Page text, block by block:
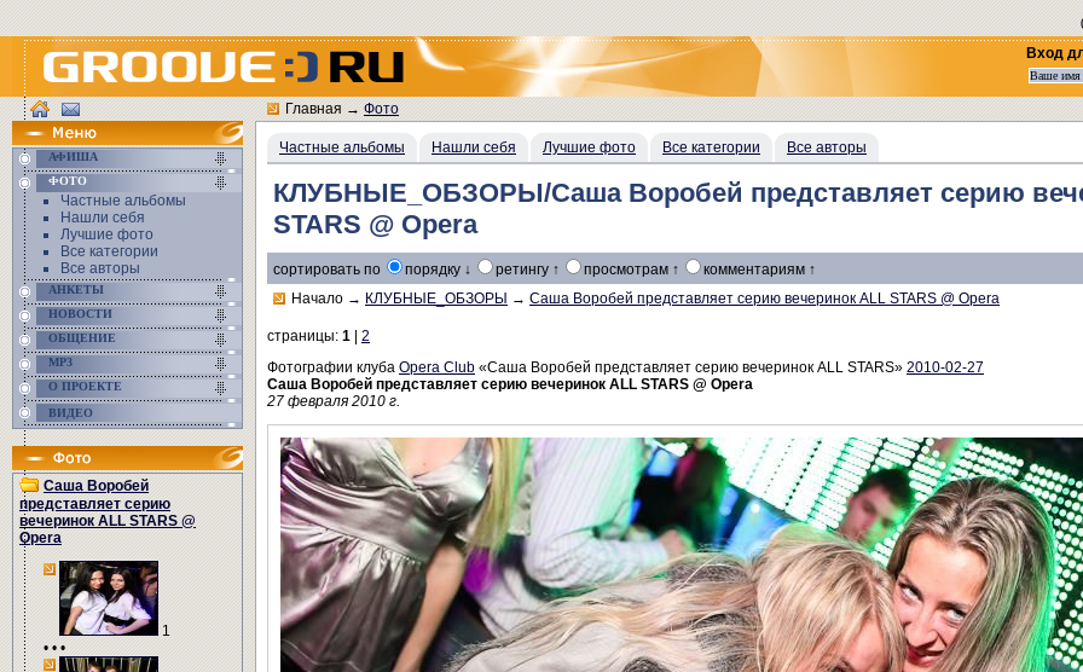
Вход
АФИША
ФОТО
Частные альбомы
Нашли себя
Лучшие фото
Все категории
Все авторы
АНКЕТЫ
НОВОСТИ
ОБЩЕНИЕ
MP3
О ПРОЕКТЕ
ВИДЕО
Саша Воробей
представляет серию
вечеринок ALL STARS @
Opera
1
• • •
Главная→Фото
Частные альбомы Нашли себя Лучшие фото Все категории Все авторы
КЛУБНЫЕ_ОБЗОРЫ/Саша Воробей представляет серию
STARS @ Opera
сортировать по порядку ↓ ретингу ↑ просмотрам ↑ комментариям ↑
Начало → КЛУБНЫЕ_ОБЗОРЫ → Саша Воробей представляет серию вечеринок ALL STARS @ Opera
страницы: 1
2
Фотографии клуба Opera Club «Саша Воробей представляет серию вечеринок ALL STARS» 2010-02-27
Саша Воробей представляет серию вечеринок ALL STARS @ Opera
27 февраля 2010 г.